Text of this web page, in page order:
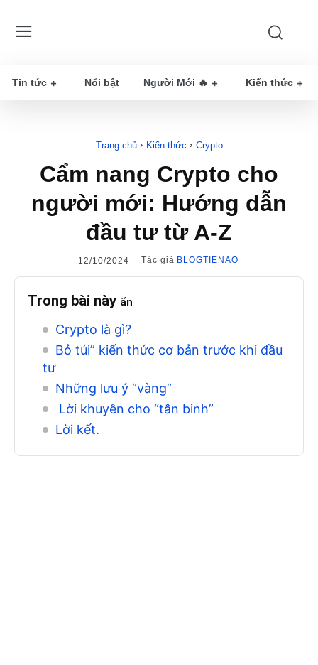
Tin tức Nổi bật Người Mới 🔥 Kiến thức
Trang chủ Kiến thức Crypto
Cẩm nang Crypto cho
người mới: Hướng dẫn
đầu tư từ A-Z
12/10/2024 Tác giả BLOGTIENAO
Trong bài này ẩn
Crypto là gì?
Bỏ túi” kiến thức cơ bản trước khi đầu
tư
Những lưu ý “vàng”
Lời khuyên cho “tân binh”
Lời kết.